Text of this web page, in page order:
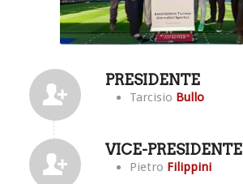
PRESIDENTE
Tarcisio Bullo
VICE-PRESIDENTE
Pietro Filippini